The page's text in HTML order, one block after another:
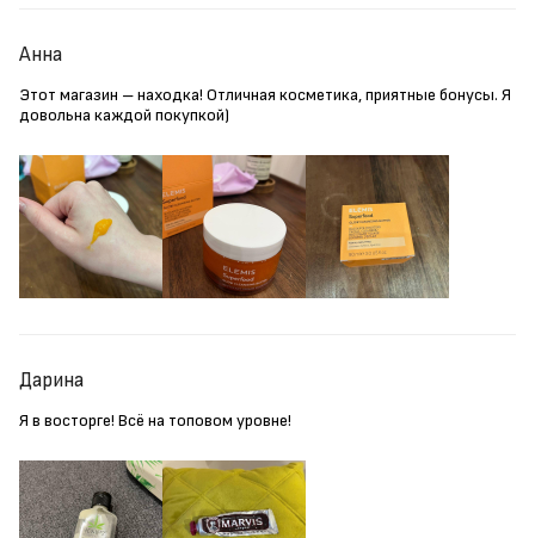
Анна
Этот магазин – находка! Отличная косметика, приятные бонусы. Я
довольна каждой покупкой)
Дарина
Я в восторге! Всё на топовом уровне!